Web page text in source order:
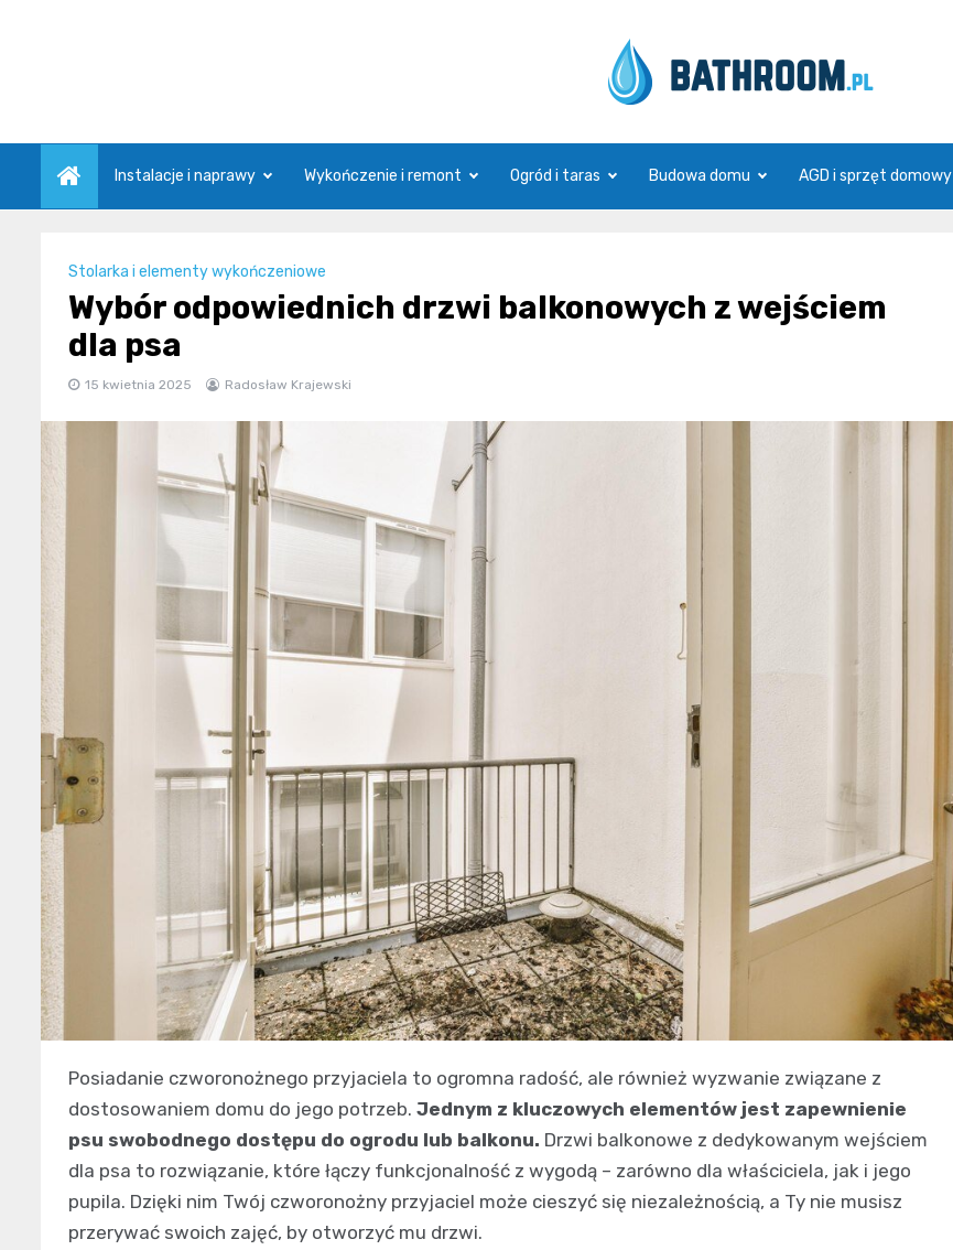
Bathroom.pl
Instalacje i naprawy Wykończenie i remont Ogród i taras Budowa domu AGD i sprzęt domowy
Stolarka i elementy wykończeniowe
Wybór odpowiednich drzwi balkonowych z wejściem
dla psa
15 kwietnia 2025 Radosław Krajewski
Posiadanie czworonożnego przyjaciela to ogromna radość, ale również wyzwanie związane z
dostosowaniem domu do jego potrzeb. Jednym z kluczowych elementów jest zapewnienie
psu swobodnego dostępu do ogrodu lub balkonu. Drzwi balkonowe z dedykowanym wejściem
dla psa to rozwiązanie, które łączy funkcjonalność z wygodą – zarówno dla właściciela, jak i jego
pupila. Dzięki nim Twój czworonożny przyjaciel może cieszyć się niezależnością, a Ty nie musisz
przerywać swoich zajęć, by otworzyć mu drzwi.